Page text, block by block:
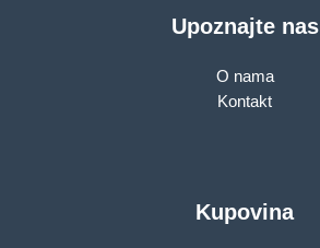
Upoznajte nas
O nama
Kontakt
Kupovina